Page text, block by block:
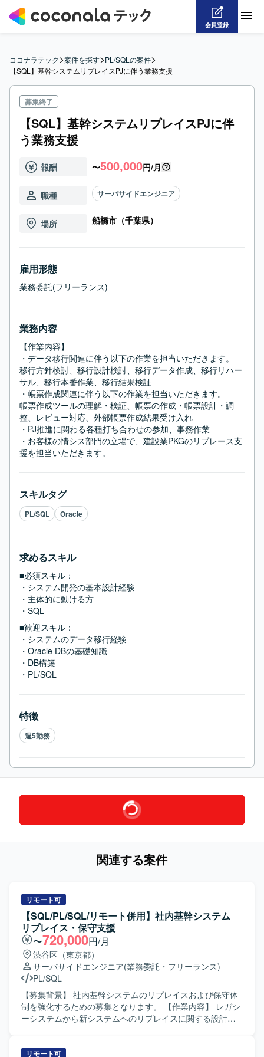
会員登録
ココナラテック>案件を探す>PL/SQLの案件>
【SQL】基幹システムリプレイスPJに伴う業務支援
募集終了
【SQL】基幹システムリプレイスPJに伴
う業務支援
報酬 〜500,000円/月
職種 サーバサイドエンジニア
場所 船橋市（千葉県）
雇用形態
業務委託(フリーランス)
業務内容
【作業内容】
・データ移行関連に伴う以下の作業を担当いただきます。
移行方針検討、移行設計検討、移行データ作成、移行リハー
サル、移行本番作業、移行結果検証
・帳票作成関連に伴う以下の作業を担当いただきます。
帳票作成ツールの理解・検証、帳票の作成・帳票設計・調
整、レビュー対応、外部帳票作成結果受け入れ
・PJ推進に関わる各種打ち合わせの参加、事務作業
・お客様の情シス部門の立場で、建設業PKGのリプレース支
援を担当いただきます。
スキルタグ
PL/SQL Oracle
求めるスキル
■必須スキル：
・システム開発の基本設計経験
・主体的に動ける方
・SQL
■歓迎スキル：
・システムのデータ移行経験
・Oracle DBの基礎知識
・DB構築
・PL/SQL
特徴
週5勤務
関連する案件
リモート可
【SQL/PL/SQL/リモート併用】社内基幹システム
リプレイス・保守支援
〜720,000円/月
渋谷区（東京都）
サーバサイドエンジニア(業務委託・フリーランス)
PL/SQL
【募集背景】 社内基幹システムのリプレイスおよび保守体
制を強化するための募集となります。 【作業内容】 レガシ
ーシステムから新システムへのリプレイスに関する設計・
よび原因究明、改善対応なども実施いただきます。業務担
リモート可